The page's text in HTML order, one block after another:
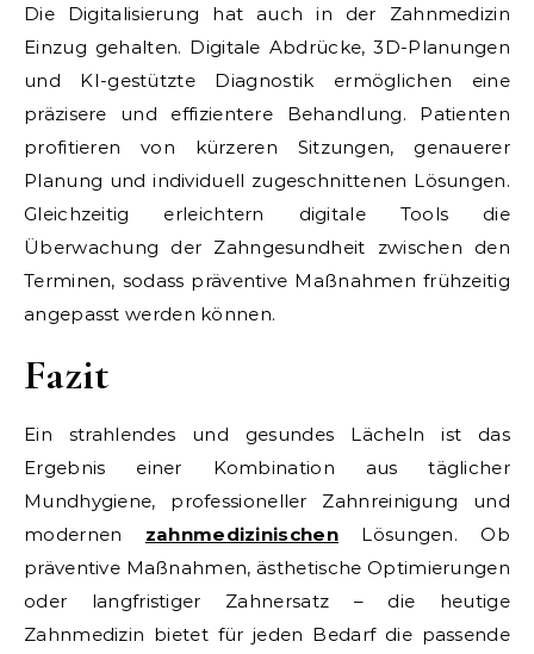
Die Digitalisierung hat auch in der Zahnmedizin
Einzug gehalten. Digitale Abdrücke, 3D-Planungen
und KI-gestützte Diagnostik ermöglichen eine
präzisere und effizientere Behandlung. Patienten
profitieren von kürzeren Sitzungen, genauerer
Planung und individuell zugeschnittenen Lösungen.
Gleichzeitig erleichtern digitale Tools die
Überwachung der Zahngesundheit zwischen den
Terminen, sodass präventive Maßnahmen frühzeitig
angepasst werden können.
Fazit
Ein strahlendes und gesundes Lächeln ist das
Ergebnis einer Kombination aus täglicher
Mundhygiene, professioneller Zahnreinigung und
modernen zahnmedizinischenLösungen. Ob
präventive Maßnahmen, ästhetische Optimierungen
oder langfristiger Zahnersatz – die heutige
Zahnmedizin bietet für jeden Bedarf die passende